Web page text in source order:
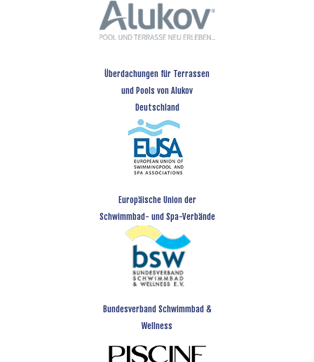
Überdachungen für Terrassen
und Pools von Alukov
Deutschland
Europäische Union der
Schwimmbad- und Spa-Verbände
Bundesverband Schwimmbad &
Wellness